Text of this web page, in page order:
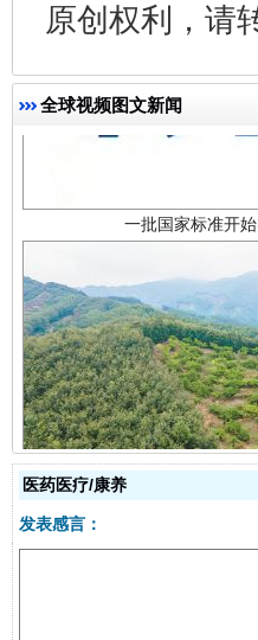
原创权利，请
全球视频图文新闻
一批国家标准开
以产业富民促
医药医疗/康养
发表感言：